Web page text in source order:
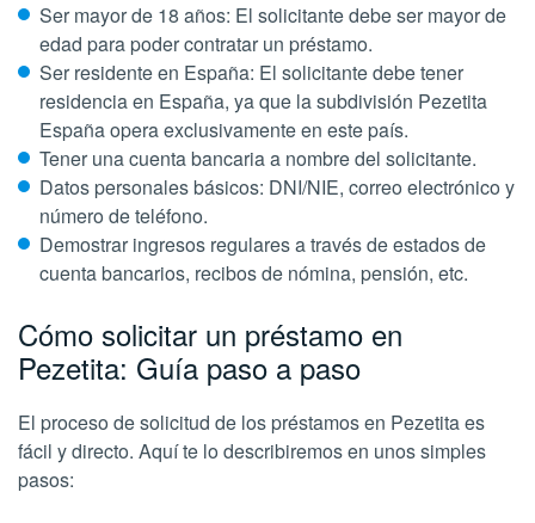
Ser mayor de 18 años: El solicitante debe ser mayor de
edad para poder contratar un préstamo.
Ser residente en España: El solicitante debe tener
residencia en España, ya que la subdivisión Pezetita
España opera exclusivamente en este país.
Tener una cuenta bancaria a nombre del solicitante.
Datos personales básicos: DNI/NIE, correo electrónico y
número de teléfono.
Demostrar ingresos regulares a través de estados de
cuenta bancarios, recibos de nómina, pensión, etc.
Cómo solicitar un préstamo en
Pezetita: Guía paso a paso
El proceso de solicitud de los préstamos en Pezetita es
fácil y directo. Aquí te lo describiremos en unos simples
pasos: